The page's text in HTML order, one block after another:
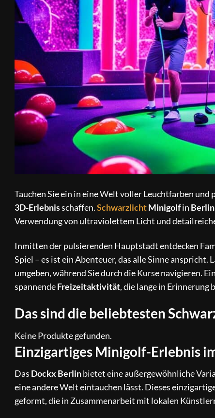
Tauchen Sie ein in eine Welt voller Leuchtfarben und
3D-Erlebnisschaffen.SchwarzlichtMinigolfin Berlin
Verwendung von ultraviolettem Licht und
Inmitten der pulsierenden Hauptstadt entdecken
Spiel – es ist ein Abenteuer, das alle Sinne
umgeben, während Sie durch die Kurse navigieren.
spannendeFreizeitaktivität, die lange in Erinnerung
Das sind die beliebtesten
Keine Produkte gefunden.
Einzigartiges Minigolf-Erlebnis
Das Dockx Berlinbietet eine außergewöhnliche
eine andere Welt eintauchen lässt. Dieses
geformt, die in Zusammenarbeit mit lokalen